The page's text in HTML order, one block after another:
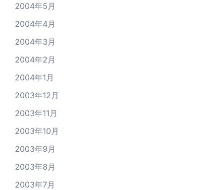
2004年5月
2004年4月
2004年3月
2004年2月
2004年1月
2003年12月
2003年11月
2003年10月
2003年9月
2003年8月
2003年7月